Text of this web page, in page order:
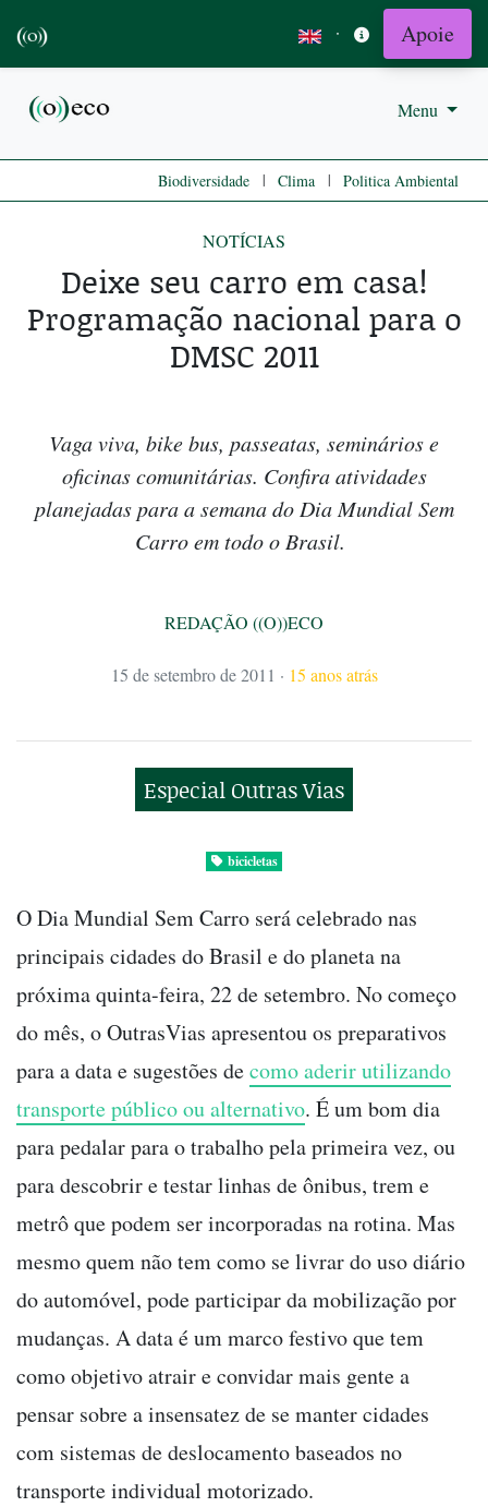
· Apoie
Menu
Biodiversidade | Clima | Politica Ambiental
NOTÍCIAS
Deixe seu carro em casa!
Programação nacional para o
DMSC 2011
Vaga viva, bike bus, passeatas, seminários e
oficinas comunitárias. Confira atividades
planejadas para a semana do Dia Mundial Sem
Carro em todo o Brasil.
REDAÇÃO ((O))ECO
15 de setembro de 2011 · 15 anos atrás
Especial Outras Vias
bicicletas
O Dia Mundial Sem Carro será celebrado nas
principais cidades do Brasil e do planeta na
próxima quinta-feira, 22 de setembro. No começo
do mês, o OutrasVias apresentou os preparativos
para a data e sugestões decomo aderir utilizando
transporte público ou alternativo. É um bom dia
para pedalar para o trabalho pela primeira vez, ou
para descobrir e testar linhas de ônibus, trem e
metrô que podem ser incorporadas na rotina. Mas
mesmo quem não tem como se livrar do uso diário
do automóvel, pode participar da mobilização por
mudanças. A data é um marco festivo que tem
como objetivo atrair e convidar mais gente a
pensar sobre a insensatez de se manter cidades
com sistemas de deslocamento baseados no
transporte individual motorizado.